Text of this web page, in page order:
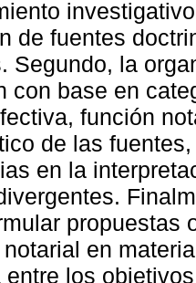
de fuentes
Segundo, la
con base en
función
de las
en la
propuestas
en
entre los